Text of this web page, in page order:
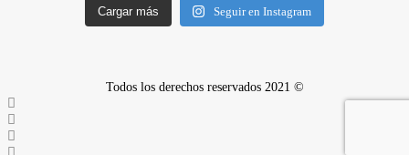
Cargar más Seguir en Instagram
Todos los derechos reservados 2021 ©